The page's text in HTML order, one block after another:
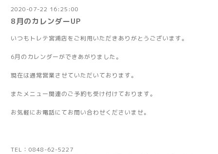
2020-07-22 16:25:00
8月のカレンダーUP
いつもトレテ宮浦店をご利用いただきありがとうございます。
6月のカレンダーができあがりました。
現在は通常営業させていただいております。
またメニュー関連のご予約も受け付けております。
お気軽にお電話にてお問い合わせくださいませ。
TEL：0848-62-5227